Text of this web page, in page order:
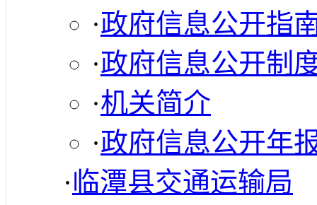
·政府信息公开指
·政府信息公开制
·机关简介
·政府信息公开年
·临潭县交通运输局